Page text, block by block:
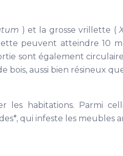
) et la grosse vrillette (
peuvent atteindre 10
sont également
bois, aussi bien résineux
les habitations. Parmi
qui infeste les meubles